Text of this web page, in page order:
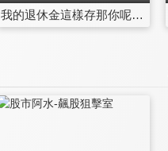
我的退休金這樣存那你呢？配息新主張：本金不縮水 第35集